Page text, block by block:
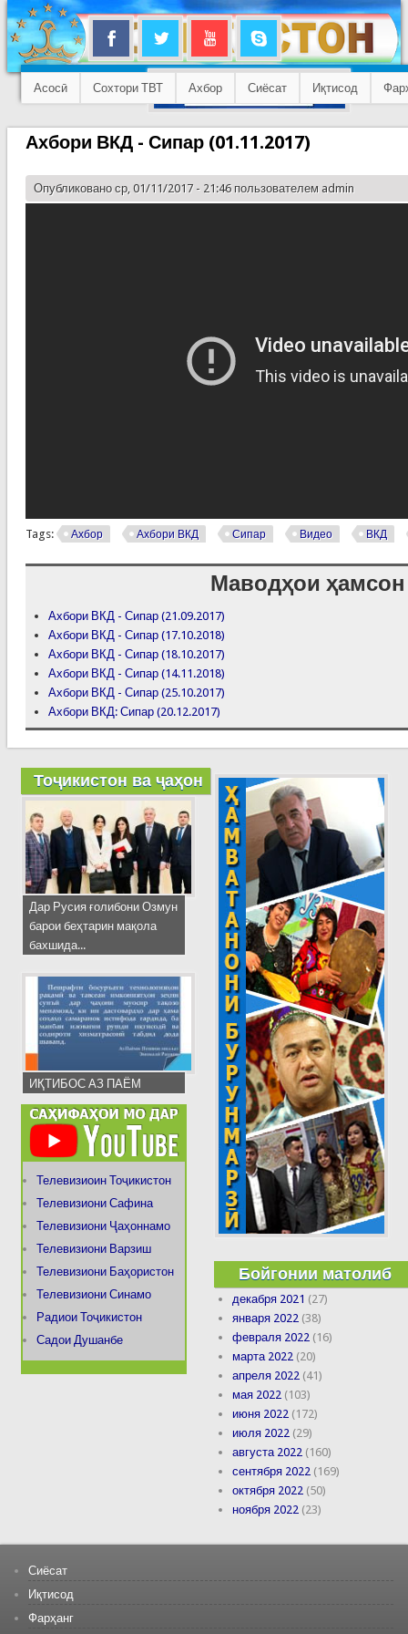
Асосӣ Сохтори ТВТ Ахбор Сиёсат Иқтисод
Ахбори ВКД - Сипар (01.11.2017)
Опубликовано ср, 01/11/2017 - 21:46 пользователем admin
Tags: Ахбор Ахбори ВКД Сипар Видео ВКД
Маводҳои ҳамсон
Ахбори ВКД - Сипар (21.09.2017)
Ахбори ВКД - Сипар (17.10.2018)
Ахбори ВКД - Сипар (18.10.2017)
Ахбори ВКД - Сипар (14.11.2018)
Ахбори ВКД - Сипар (25.10.2017)
Ахбори ВКД: Сипар (20.12.2017)
Тоҷикистон ва ҷаҳон
Дар Русия ғолибони Озмун
барои беҳтарин мақола
бахшида...
ИҚТИБОС АЗ ПАЁМ
Телевизиоин Тоҷикистон
Телевизиони Сафина
Телевизиони Ҷаҳоннамо
Телевизиони Варзиш
Телевизиони Баҳористон
Телевизиони Синамо
Радиои Тоҷикистон
Садои Душанбе
Бойгонии матолиб
декабря 2021 (27)
января 2022 (38)
февраля 2022 (16)
марта 2022 (20)
апреля 2022 (41)
мая 2022 (103)
июня 2022 (172)
июля 2022 (29)
августа 2022 (160)
сентября 2022 (169)
октября 2022 (50)
ноября 2022 (23)
Сиёсат
Иқтисод
Фарҳанг